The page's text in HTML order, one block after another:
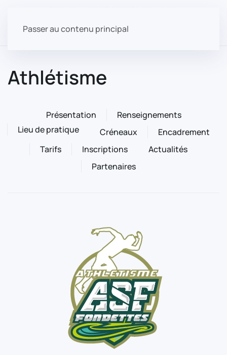
Passer au contenu principal
Athlétisme
Présentation
Renseignements
Lieu de pratique
Créneaux
Encadrement
Tarifs
Inscriptions
Actualités
Partenaires